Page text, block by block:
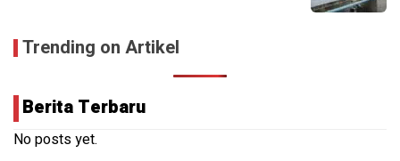
Trending on Artikel
Berita Terbaru
No posts yet.